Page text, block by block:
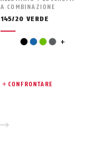
A COMBINAZIONE
145/20 VERDE
nero
bluverdegrigio
arancio +
CONFRONTARE